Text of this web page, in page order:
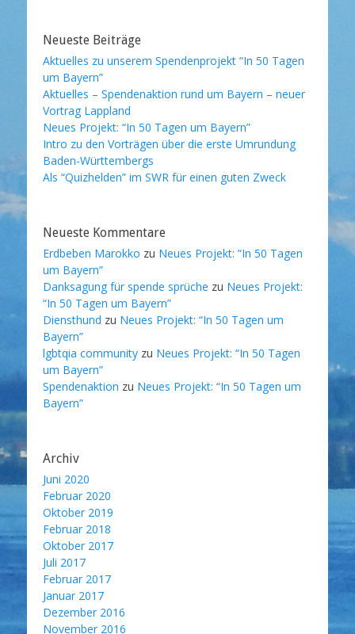
Neueste Beiträge
Aktuelles zu unserem Spendenprojekt “In 50 Tagen
um Bayern”
Aktuelles – Spendenaktion rund um Bayern – neuer
Vortrag Lappland
Neues Projekt: “In 50 Tagen um Bayern”
Intro zu den Vorträgen über die erste Umrundung
Baden-Württembergs
Als “Quizhelden” im SWR für einen guten Zweck
Neueste Kommentare
Erdbeben Marokko zu Neues Projekt: “In 50 Tagen
um Bayern”
Danksagung für spende sprüche zu Neues Projekt:
“In 50 Tagen um Bayern”
Diensthund zu Neues Projekt: “In 50 Tagen um
Bayern”
lgbtqia community zu Neues Projekt: “In 50 Tagen
um Bayern”
Spendenaktion zu Neues Projekt: “In 50 Tagen um
Bayern”
Archiv
Juni 2020
Februar 2020
Oktober 2019
Februar 2018
Oktober 2017
Juli 2017
Februar 2017
Januar 2017
Dezember 2016
November 2016